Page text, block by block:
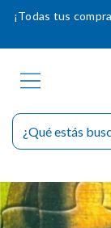
¡Todas tus